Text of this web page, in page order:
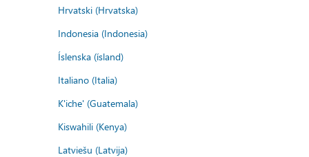
Hrvatski (Hrvatska)
Indonesia (Indonesia)
Íslenska (ísland)
Italiano (Italia)
K'iche' (Guatemala)
Kiswahili (Kenya)
Latviešu (Latvija)